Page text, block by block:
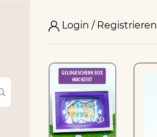
Login / Registrieren